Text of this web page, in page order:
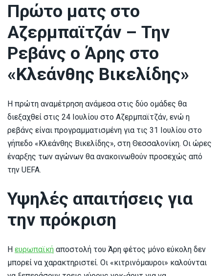
Πρώτο ματς στο
Αζερμπαϊτζάν – Την
Ρεβάνς ο Άρης στο
«Κλεάνθης Βικελίδης»
Η πρώτη αναμέτρηση ανάμεσα στις δύο ομάδες θα
διεξαχθεί στις 24 Ιουλίου στο Αζερμπαϊτζάν, ενώ η
ρεβάνς είναι προγραμματισμένη για τις 31 Ιουλίου στο
γήπεδο «Κλεάνθης Βικελίδης», στη Θεσσαλονίκη. Οι ώρες
έναρξης των αγώνων θα ανακοινωθούν προσεχώς από
την UEFA.
Υψηλές απαιτήσεις για
την πρόκριση
Η ευρωπαϊκή αποστολή του Άρη φέτος μόνο εύκολη δεν
μπορεί να χαρακτηριστεί. Οι «κιτρινόμαυροι» καλούνται